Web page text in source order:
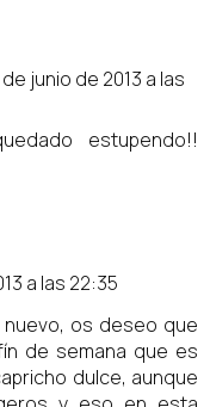
de junio de 2013 a las
estupendo!!
a las 22:35
os deseo que
de semana que es
dulce, aunque